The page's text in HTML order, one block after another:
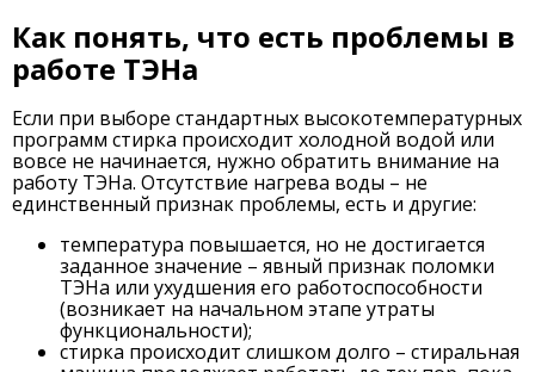
Как понять, что есть проблемы в
работе ТЭНа
Если при выборе стандартных высокотемпературных
программ стирка происходит холодной водой или
вовсе не начинается, нужно обратить внимание на
работу ТЭНа. Отсутствие нагрева воды – не
единственный признак проблемы, есть и другие:
температура повышается, но не достигается
заданное значение – явный признак поломки
ТЭНа или ухудшения его работоспособности
(возникает на начальном этапе утраты
функциональности);
стирка происходит слишком долго – стиральная